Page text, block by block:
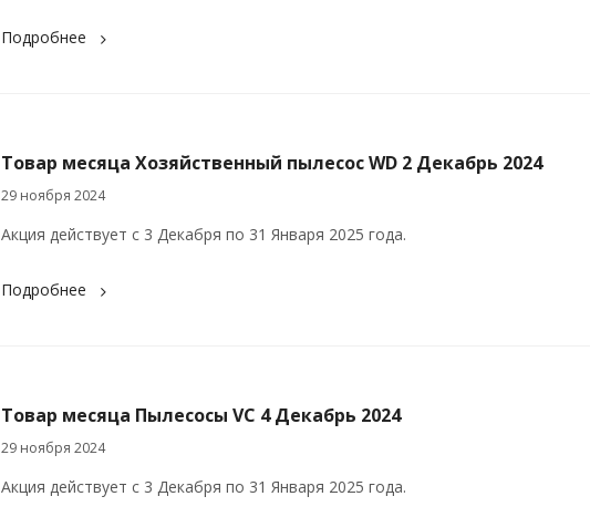
Подробнее
Товар месяца Хозяйственный пылесос WD 2 Декабрь 2024
29 ноября 2024
Акция действует с 3 Декабря по 31 Января 2025 года.
Подробнее
Товар месяца Пылесосы VC 4 Декабрь 2024
29 ноября 2024
Акция действует с 3 Декабря по 31 Января 2025 года.